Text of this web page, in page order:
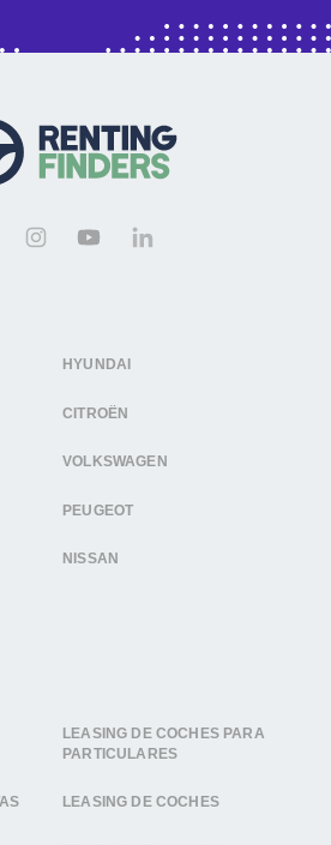
HYUNDAI
CITROËN
VOLKSWAGEN
PEUGEOT
NISSAN
LEASING DE COCHES PARA
PARTICULARES
LEASING DE COCHES